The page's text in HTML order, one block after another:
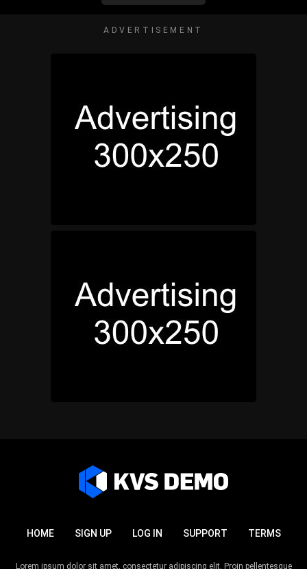
ADVERTISEMENT
HOME SIGN UP LOG IN SUPPORT TERMS
Lorem ipsum dolor sit amet, consectetur adipiscing elit. Proin pellentesque